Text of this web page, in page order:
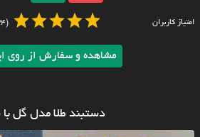
امتیاز کاربران (834)
مشاهده و سفارش از روی
دستبند طلا مدل گل